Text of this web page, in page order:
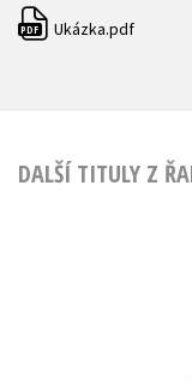
PDF Ukázka.pdf
DALŠÍ TITULY Z